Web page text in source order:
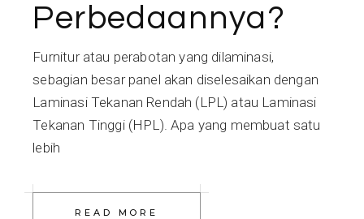
Perbedaannya?
Furnitur atau perabotan yang dilaminasi,
sebagian besar panel akan diselesaikan dengan
Laminasi Tekanan Rendah (LPL) atau Laminasi
Tekanan Tinggi (HPL). Apa yang membuat satu
lebih
READ MORE